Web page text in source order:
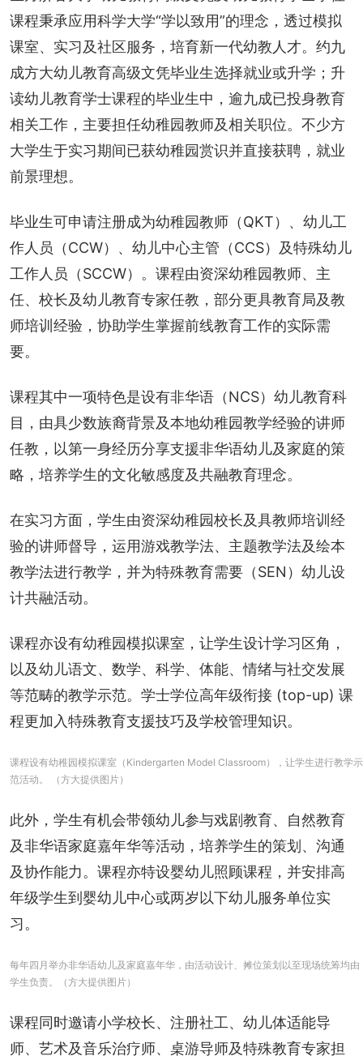
课程秉承应用科学大学“学以致用”的理念，透过模拟
课室、实习及社区服务，培育新一代幼教人才。约九
成方大幼儿教育高级文凭毕业生选择就业或升学；升
读幼儿教育学士课程的毕业生中，逾九成已投身教育
相关工作，主要担任幼稚园教师及相关职位。不少方
大学生于实习期间已获幼稚园赏识并直接获聘，就业
前景理想。
毕业生可申请注册成为幼稚园教师（QKT）、幼儿工
作人员（CCW）、幼儿中心主管（CCS）及特殊幼儿
工作人员（SCCW）。课程由资深幼稚园教师、主
任、校长及幼儿教育专家任教，部分更具教育局及教
师培训经验，协助学生掌握前线教育工作的实际需
要。
课程其中一项特色是设有非华语（NCS）幼儿教育科
目，由具少数族裔背景及本地幼稚园教学经验的讲师
任教，以第一身经历分享支援非华语幼儿及家庭的策
略，培养学生的文化敏感度及共融教育理念。
在实习方面，学生由资深幼稚园校长及具教师培训经
验的讲师督导，运用游戏教学法、主题教学法及绘本
教学法进行教学，并为特殊教育需要（SEN）幼儿设
计共融活动。
课程亦设有幼稚园模拟课室，让学生设计学习区角，
以及幼儿语文、数学、科学、体能、情绪与社交发展
等范畴的教学示范。学士学位高年级衔接 (top-up) 课
程更加入特殊教育支援技巧及学校管理知识。
课程设有幼稚园模拟课室（Kindergarten Model Classroom），让学生进行教学示
范活动。 （方大提供图片）
此外，学生有机会带领幼儿参与戏剧教育、自然教育
及非华语家庭嘉年华等活动，培养学生的策划、沟通
及协作能力。课程亦特设婴幼儿照顾课程，并安排高
年级学生到婴幼儿中心或两岁以下幼儿服务单位实
习。
每年四月举办非华语幼儿及家庭嘉年华，由活动设计、摊位策划以至现场统筹均由
学生负责。（方大提供图片）
课程同时邀请小学校长、注册社工、幼儿体适能导
师、艺术及音乐治疗师、桌游导师及特殊教育专家担